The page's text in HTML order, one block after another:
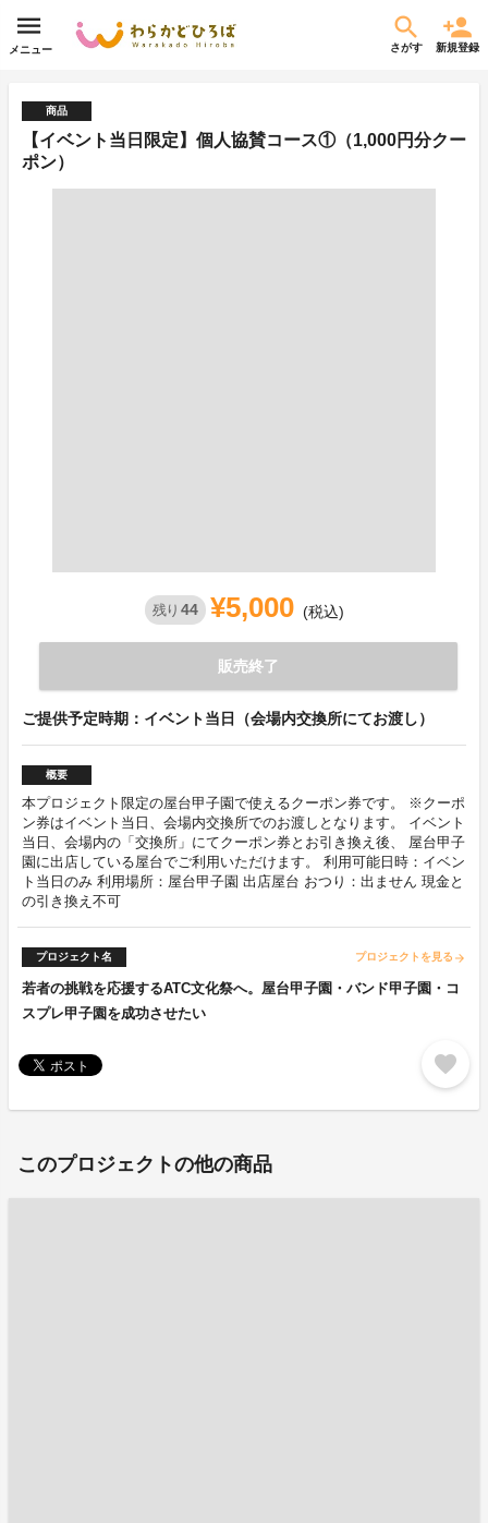
メニュー さがす 新規登録
商品
【イベント当日限定】個人協賛コース①（1,000円分クー
ポン）
残り 44 ¥5,000 (税込)
販売終了
ご提供予定時期：イベント当日（会場内交換所にてお渡し）
概要
本プロジェクト限定の屋台甲子園で使えるクーポン券です。 ※クーポ
ン券はイベント当日、会場内交換所でのお渡しとなります。 イベント
当日、会場内の「交換所」にてクーポン券とお引き換え後、 屋台甲子
園に出店している屋台でご利用いただけます。 利用可能日時：イベン
ト当日のみ 利用場所：屋台甲子園 出店屋台 おつり：出ません 現金と
の引き換え不可
プロジェクト名 プロジェクトを見る arrow_forward
若者の挑戦を応援するATC文化祭へ。屋台甲子園・バンド甲子園・コ
スプレ甲子園を成功させたい
favorite
このプロジェクトの他の商品